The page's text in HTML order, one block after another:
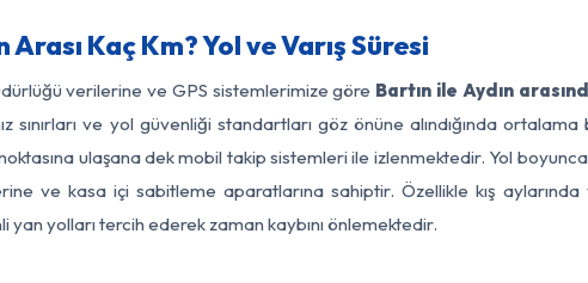
Arası Kaç Km? Yol ve Varış Süresi
verilerine ve GPS sistemlerimize göre Bartın ile Aydın
sınırları ve yol güvenliği standartları göz önüne alındığında
noktasına ulaşana dek mobil takip sistemleri ile izlenmektedir. Yol
ve kasa içi sabitleme aparatlarına sahiptir. Özellikle kış
yan yolları tercih ederek zaman kaybını önlemektedir.